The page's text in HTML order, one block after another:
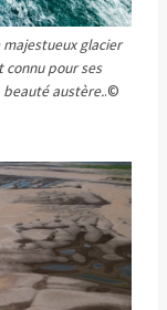
glacier
connu pour ses
austère..©